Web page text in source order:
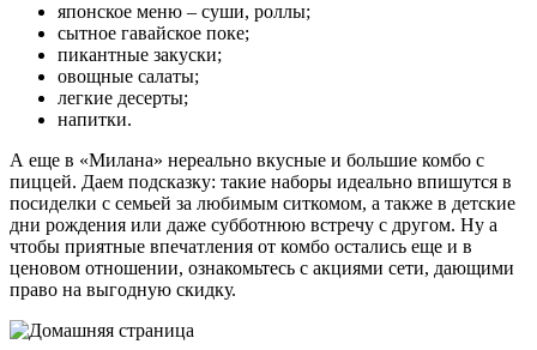
японское меню – суши, роллы;
сытное гавайское поке;
пикантные закуски;
овощные салаты;
легкие десерты;
напитки.
А еще в «Милана» нереально вкусные и большие комбо с
пиццей. Даем подсказку: такие наборы идеально впишутся в
посиделки с семьей за любимым ситкомом, а также в детские
дни рождения или даже субботнюю встречу с другом. Ну а
чтобы приятные впечатления от комбо остались еще и в
ценовом отношении, ознакомьтесь с акциями сети, дающими
право на выгодную скидку.